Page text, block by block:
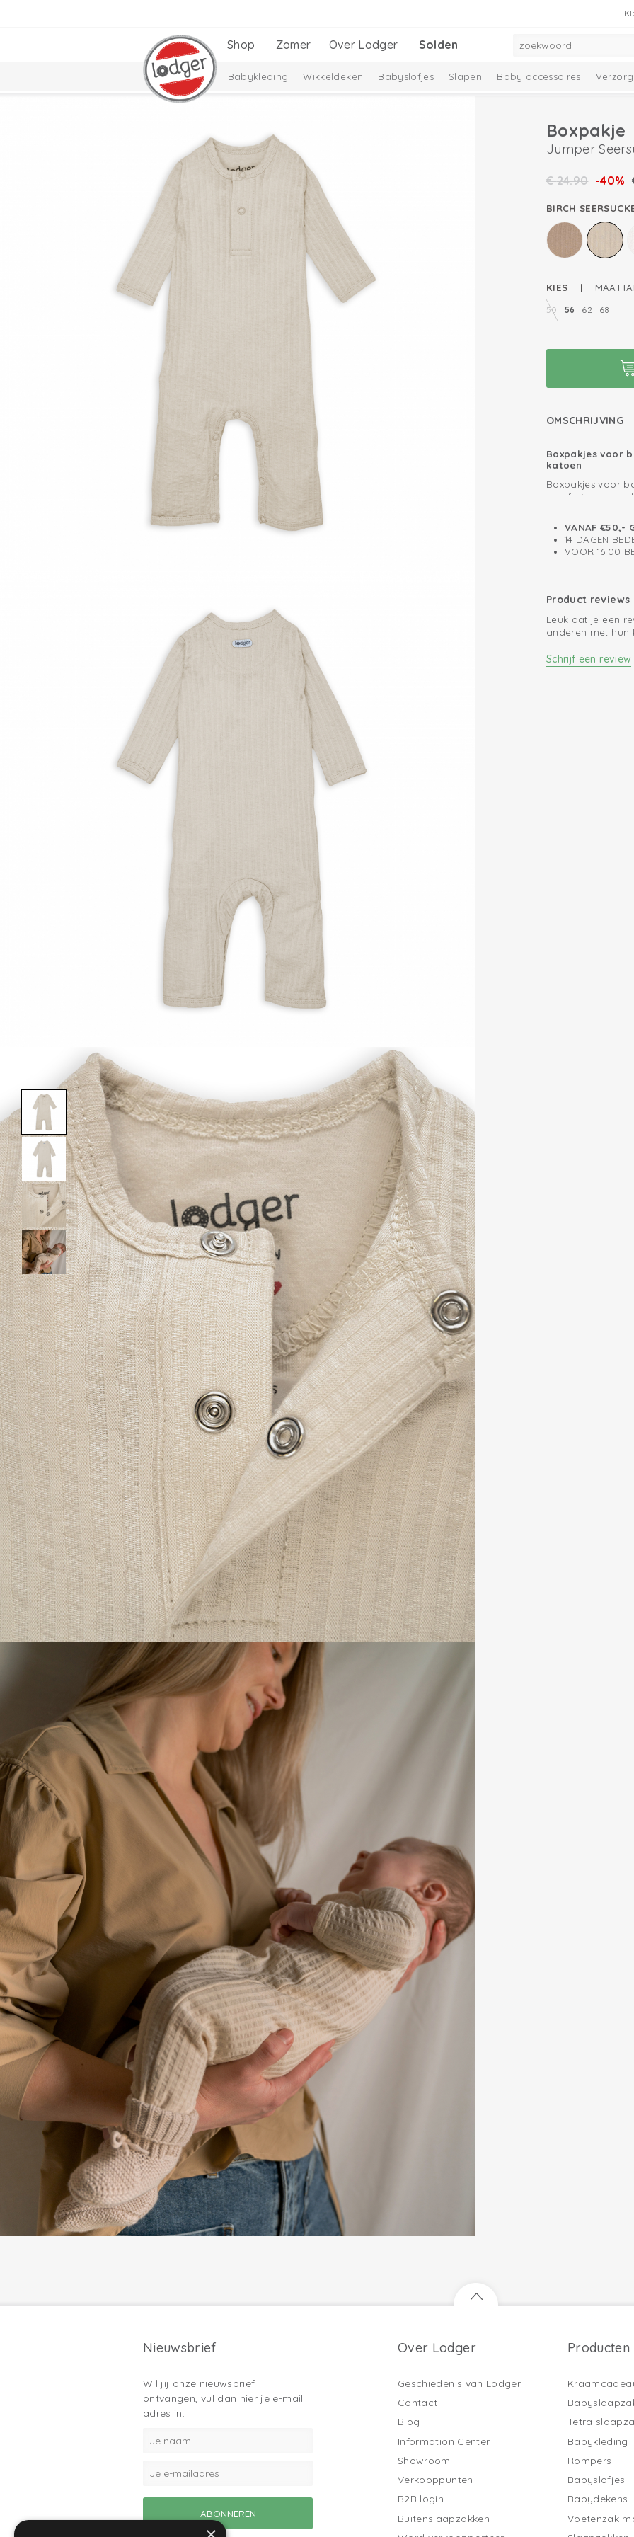
Shop Zomer Over Lodger Solden
Babykleding Wikkeldeken Babyslofjes Slapen Baby accessoires
Boxpakje
Jumper
€24.90 -40%
BIRCH
KIES |
50 56 62 68
OMSCHRIJVING
Boxpakjes voor
katoen
Boxpakjes voor
comfort en
die goed
drukknoopjes
luier.
Boxpakje:
Wij vinden het
kan kruipen en
gemak voor jouw
Let op: alleen
Zo houd jij je
Oeko-Tex
VANAF €50,-
14 DAGEN
VOOR 16:00
Product reviews
Leuk dat je een
anderen met hun
Schrijf een review
Nieuwsbrief
Wil jij onze nieuwsbrief
ontvangen, vul dan hier je e-mail
adres in:
Over Lodger
Geschiedenis van Lodger
Contact
Blog
Information Center
Showroom
Verkooppunten
B2B login
Buitenslaapzakken
Producten
Tetra
Babykleding
Rompers
Babyslofjes
Babydekens
Voetenzak